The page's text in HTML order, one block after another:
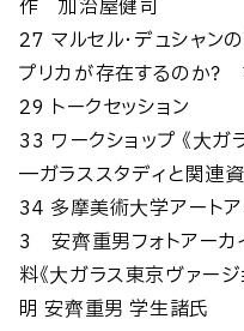
作 加治屋健司
27 マルセル・デュシャン
プリカが存在するのか？
29 トークセッション
33 ワークショップ 《⼤ガ
―ガラススタディと関連
34 多摩美術⼤学アート
3 安齊重男フォトアーカ
料《⼤ガラス東京ヴァー
明 安齊重男 学生諸氏